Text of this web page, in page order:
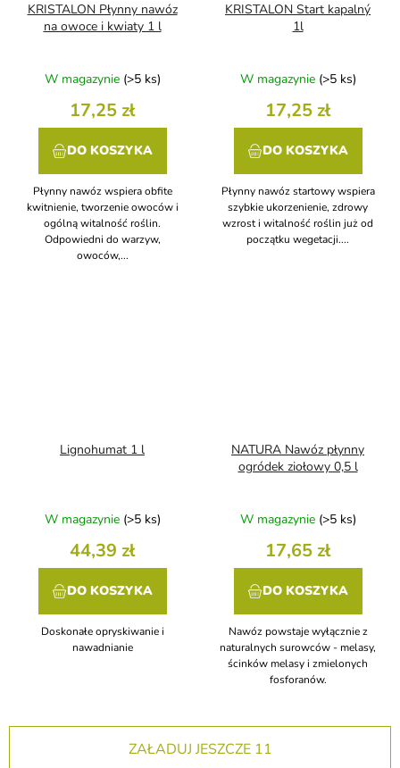
KRISTALON Płynny nawóz
na owoce i kwiaty 1 l
W magazynie (>5 ks)
17,25 zł
DO KOSZYKA
Płynny nawóz wspiera obfite
kwitnienie, tworzenie owoców i
ogólną witalność roślin.
Odpowiedni do warzyw,
owoców,...
KRISTALON Start kapalný
1l
W magazynie (>5 ks)
17,25 zł
DO KOSZYKA
Płynny nawóz startowy wspiera
szybkie ukorzenienie, zdrowy
wzrost i witalność roślin już od
początku wegetacji....
Lignohumat 1 l
W magazynie (>5 ks)
44,39 zł
DO KOSZYKA
Doskonałe opryskiwanie i
nawadnianie
NATURA Nawóz płynny
ogródek ziołowy 0,5 l
W magazynie (>5 ks)
17,65 zł
DO KOSZYKA
Nawóz powstaje wyłącznie z
naturalnych surowców - melasy,
ścinków melasy i zmielonych
fosforanów.
ZAŁADUJ JESZCZE 11